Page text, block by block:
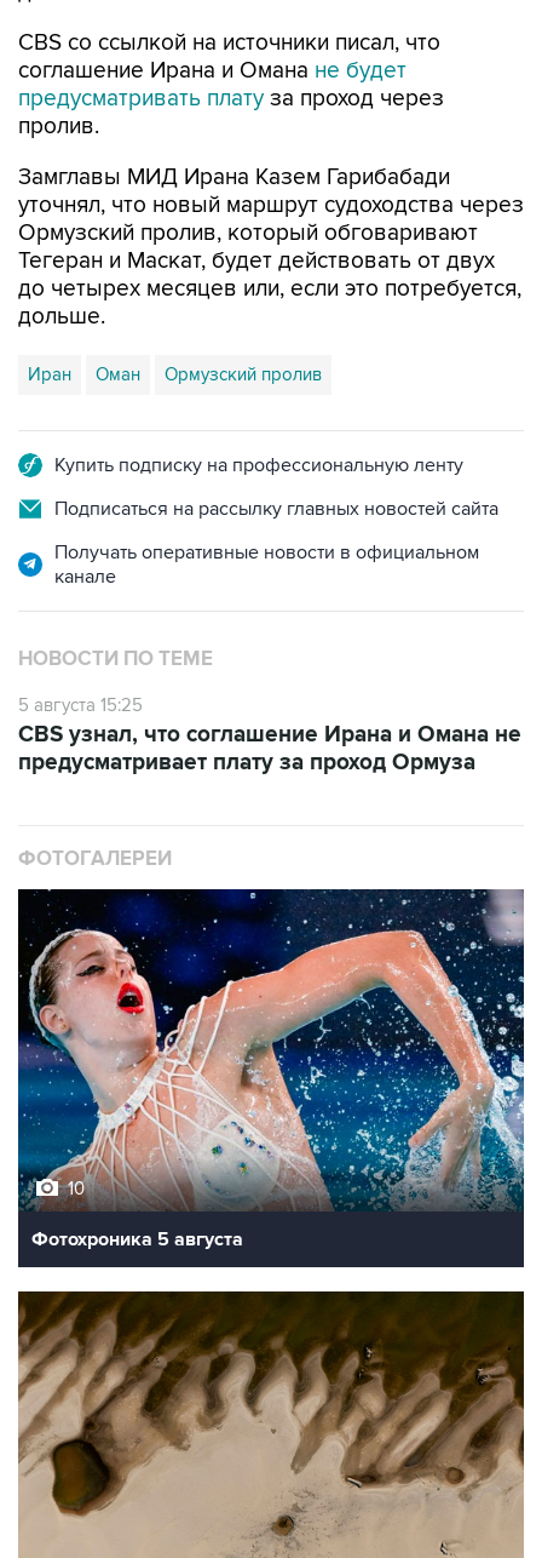
CBS со ссылкой на источники писал, что
соглашение Ирана и Омана не будет
предусматривать плату за проход через
пролив.
Замглавы МИД Ирана Казем Гарибабади
уточнял, что новый маршрут судоходства через
Ормузский пролив, который обговаривают
Тегеран и Маскат, будет действовать от двух
до четырех месяцев или, если это потребуется,
дольше.
Иран Оман Ормузский пролив
Купить подписку на профессиональную ленту
Подписаться на рассылку главных новостей сайта
Получать оперативные новости в официальном
канале
НОВОСТИ ПО ТЕМЕ
5 августа 15:25
CBS узнал, что соглашение Ирана и Омана не
предусматривает плату за проход Ормуза
ФОТОГАЛЕРЕИ
10
Фотохроника 5 августа